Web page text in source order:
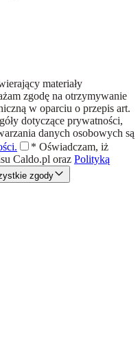
materiały
zgodę na otrzymywanie
w oparciu o przepis art.
dotyczące prywatności,
danych osobowych są
* Oświadczam, iż
Caldo.pl oraz Polityką
zgody